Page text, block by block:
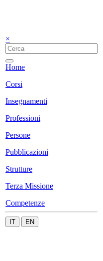
×
Home
Corsi
Insegnamenti
Professioni
Persone
Pubblicazioni
Strutture
Terza Missione
Competenze
IT EN